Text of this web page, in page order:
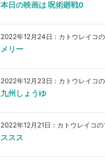
本日の映画は 呪術廻戦0
2022年12月24日 : カトウレイコ
メリー
2022年12月23日 : カトウレイコ
九州しょうゆ
2022年12月21日 : カトウレイコ
ススス